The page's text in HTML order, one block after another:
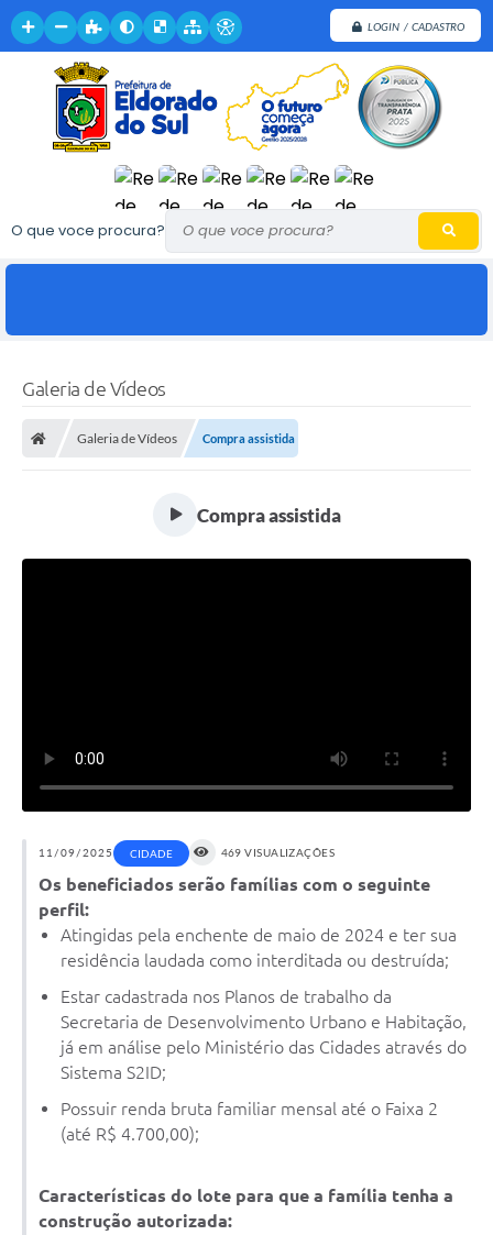
LOGIN / CADASTRO
O que voce procura?
Galeria de Vídeos
Galeria de Vídeos Compra assistida
Compra assistida
11/09/2025 CIDADE 469 VISUALIZAÇÕES
Os beneficiados serão famílias com o seguinte
perfil:
Atingidas pela enchente de maio de 2024 e ter sua
residência laudada como interditada ou destruída;
Estar cadastrada nos Planos de trabalho da
Secretaria de Desenvolvimento Urbano e Habitação,
já em análise pelo Ministério das Cidades através do
Sistema S2ID;
Possuir renda bruta familiar mensal até o Faixa 2
(até R$ 4.700,00);
Características do lote para que a família tenha a
construção autorizada: